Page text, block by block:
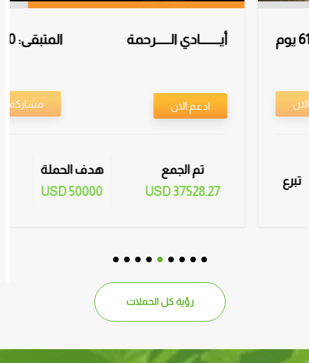
أيـــــــادي الـــــرحمة
هدف الحملة
50000 USD
رؤية كل الحملات